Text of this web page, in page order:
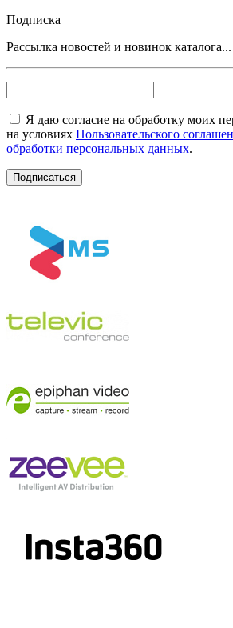
Подписка
Рассылка новостей и новинок каталога...
Я даю согласие на обработку моих
на условиях Пользовательского
обработки персональных данных.